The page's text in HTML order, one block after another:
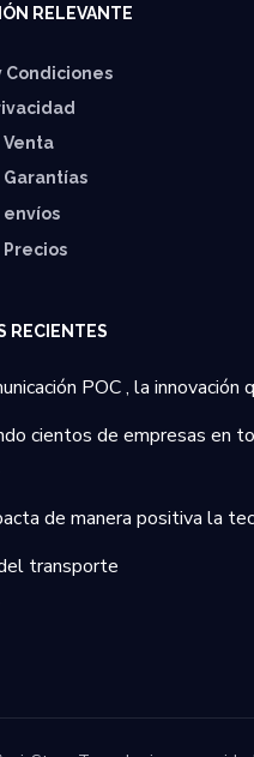
RELEVANTE
Condiciones
Venta
Garantías
envíos
RECIENTES
POC , la innovación
cientos de empresas en
de manera positiva la
transporte